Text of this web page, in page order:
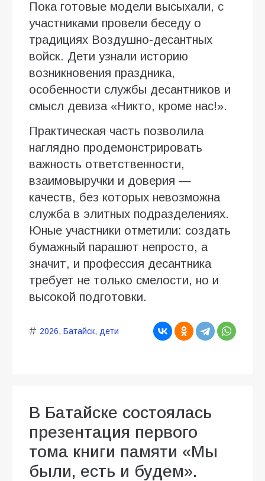
Пока готовые модели высыхали, с
участниками провели беседу о
традициях Воздушно-десантных
войск. Дети узнали историю
возникновения праздника,
особенности службы десантников и
смысл девиза «Никто, кроме нас!».
Практическая часть позволила
наглядно продемонстрировать
важность ответственности,
взаимовыручки и доверия —
качеств, без которых невозможна
служба в элитных подразделениях.
Юные участники отметили: создать
бумажный парашют непросто, а
значит, и профессия десантника
требует не только смелости, но и
высокой подготовки.
2026, Батайск, дети
В Батайске состоялась
презентация первого
тома книги памяти «Мы
были, есть и будем».